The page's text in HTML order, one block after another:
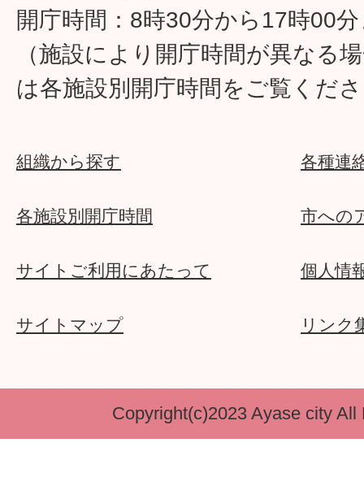
開庁時間：8時30分から17時00
（施設により開庁時間が異なる
は各施設別開庁時間をご覧くだ
組織から探す 各種連
各施設別開庁時間 市への
サイトご利用にあたって 個人情
サイトマップ リンク
Copyright(c)2023 Ayase city